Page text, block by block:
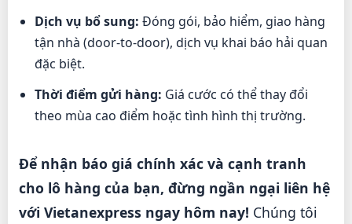
Dịch vụ bổ sung: Đóng gói, bảo hiểm, giao hàng
tận nhà (door-to-door), dịch vụ khai báo hải quan
đặc biệt.
Thời điểm gửi hàng: Giá cước có thể thay đổi
theo mùa cao điểm hoặc tình hình thị trường.
Để nhận báo giá chính xác và cạnh tranh
cho lô hàng của bạn, đừng ngần ngại liên hệ
với Vietanexpress ngay hôm nay! Chúng tôi